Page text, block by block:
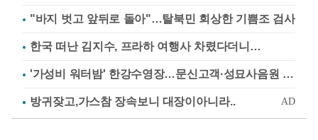
"바지 벗고 앞뒤로 돌아"…탈북민 회상한 기쁨조 검사
한국 떠난 김지수, 프라하 여행사 차렸다더니…
'가성비 워터밤' 한강수영장…문신고객·성묘사음원 민원